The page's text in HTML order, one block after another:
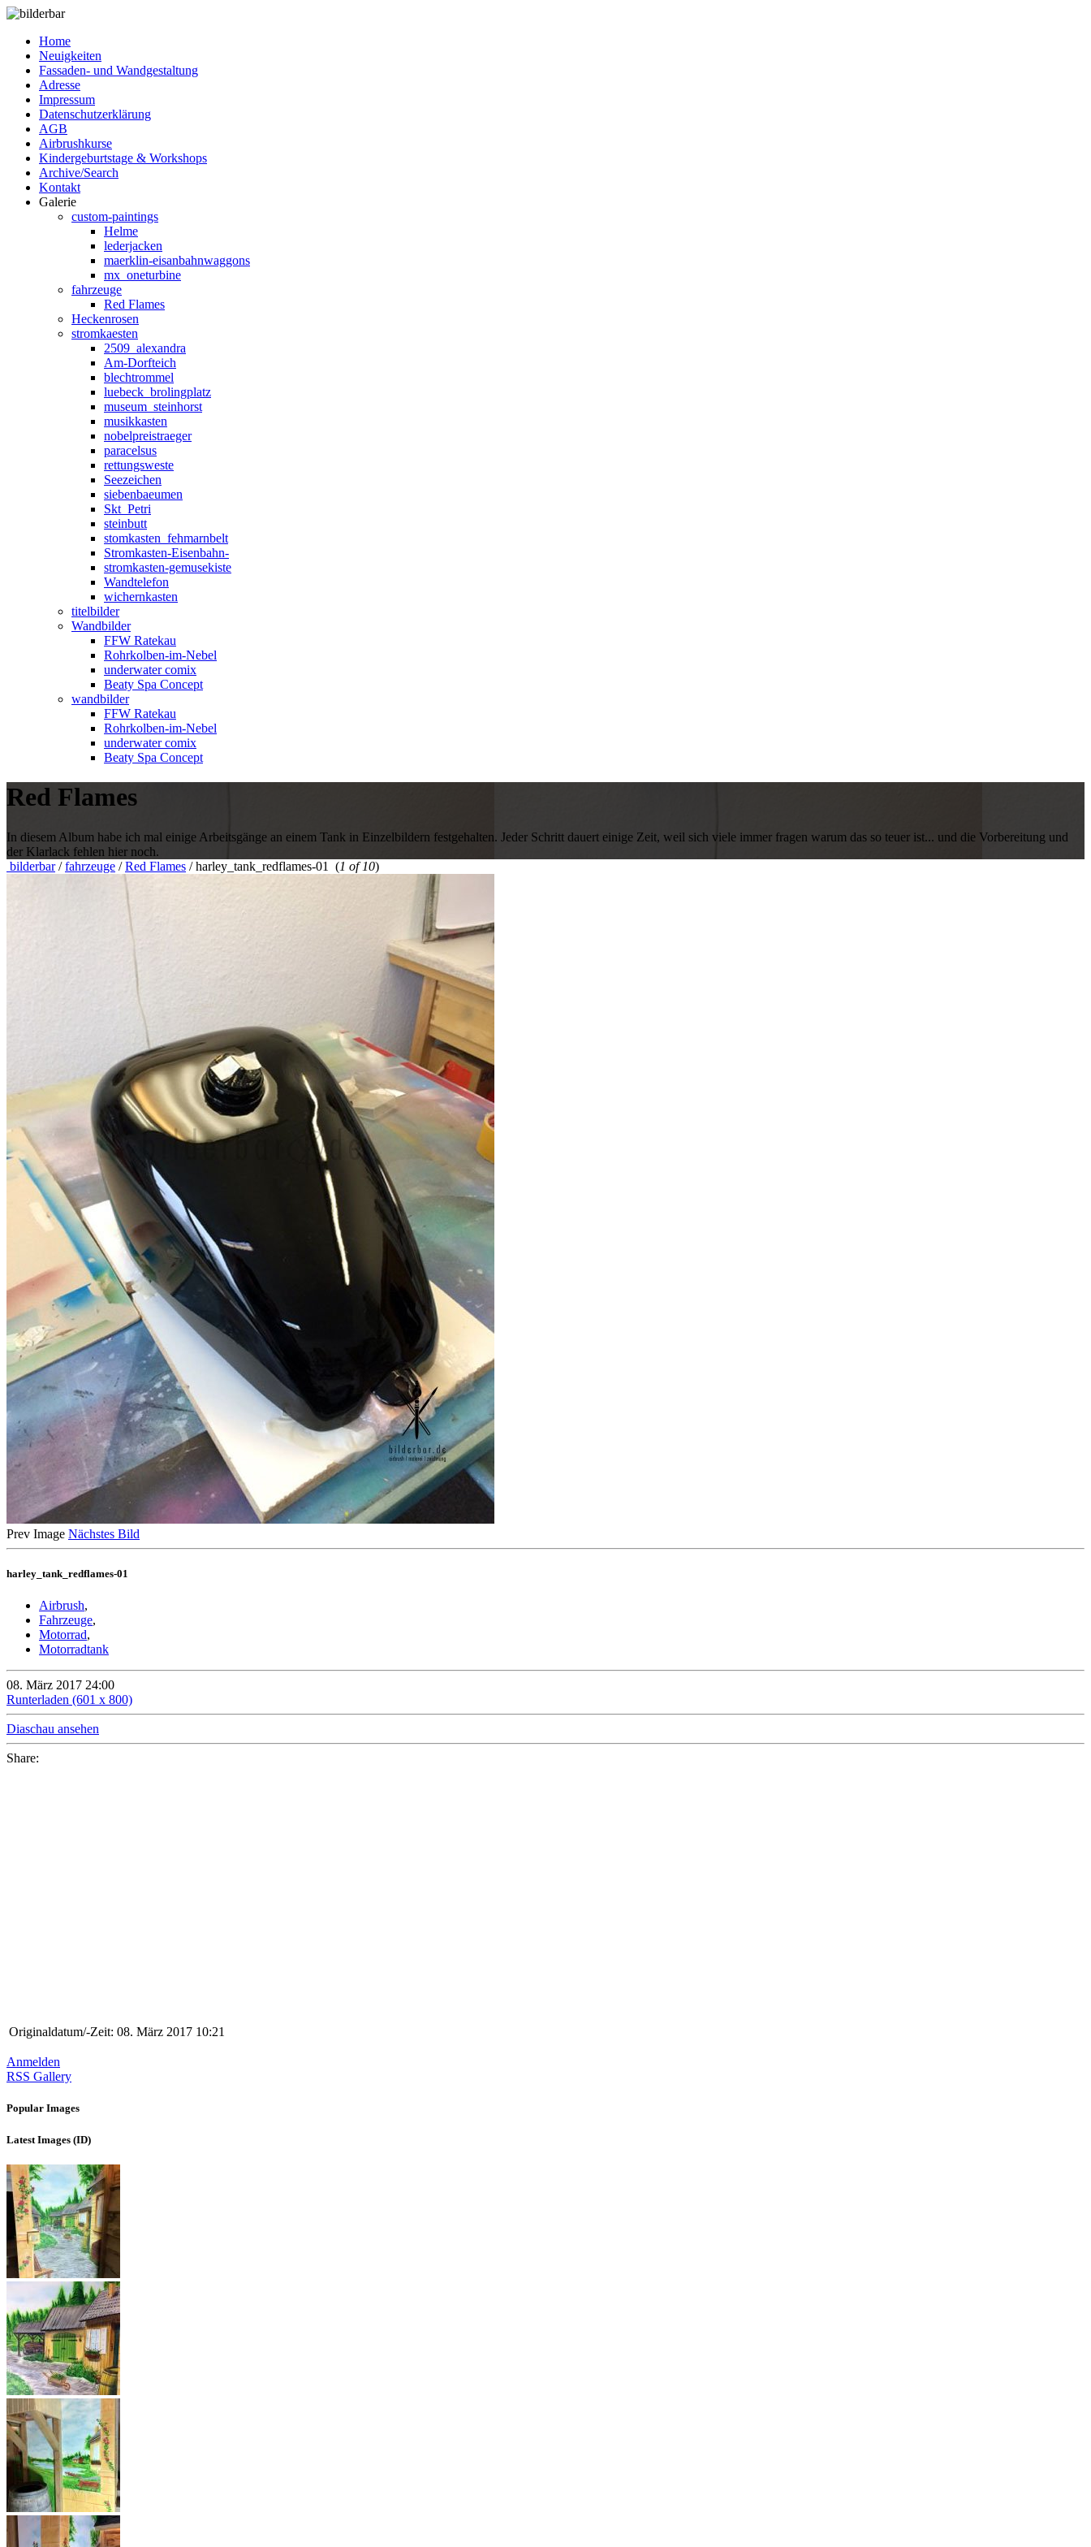
Home
Neuigkeiten
Fassaden- und Wandgestaltung
Adresse
Impressum
Datenschutzerklärung
AGB
Airbrushkurse
Kindergeburtstage & Workshops
Archive/Search
Kontakt
Galerie
custom-paintings
Helme
lederjacken
maerklin-eisanbahnwaggons
mx_oneturbine
fahrzeuge
Red Flames
Heckenrosen
stromkaesten
2509_alexandra
Am-Dorfteich
blechtrommel
luebeck_brolingplatz
museum_steinhorst
musikkasten
nobelpreistraeger
paracelsus
rettungsweste
Seezeichen
siebenbaeumen
Skt_Petri
steinbutt
stomkasten_fehmarnbelt
Stromkasten-Eisenbahn-
stromkasten-gemusekiste
Wandtelefon
wichernkasten
titelbilder
Wandbilder
FFW Ratekau
Rohrkolben-im-Nebel
underwater comix
Beaty Spa Concept
wandbilder
FFW Ratekau
Rohrkolben-im-Nebel
underwater comix
Beaty Spa Concept
Red Flames
In diesem Album habe ich mal einige Arbeitsgänge an einem Tank in Einzelbildern festgehalten. Jeder Schritt dauert einige Zeit, weil sich viele immer fragen warum das so teuer ist... und die Vorbereitung und
der Klarlack fehlen hier noch.
bilderbar/fahrzeuge /Red Flames /harley_tank_redflames-01 (1 of 10)
Prev Image Nächstes Bild
harley_tank_redflames-01
Airbrush,
Fahrzeuge,
Motorrad,
Motorradtank
08. März 2017 24:00
Runterladen (601 x 800)
Diaschau ansehen
Share:
Originaldatum/-Zeit: 08. März 2017 10:21
Anmelden
RSS Gallery
Popular Images
Latest Images (ID)